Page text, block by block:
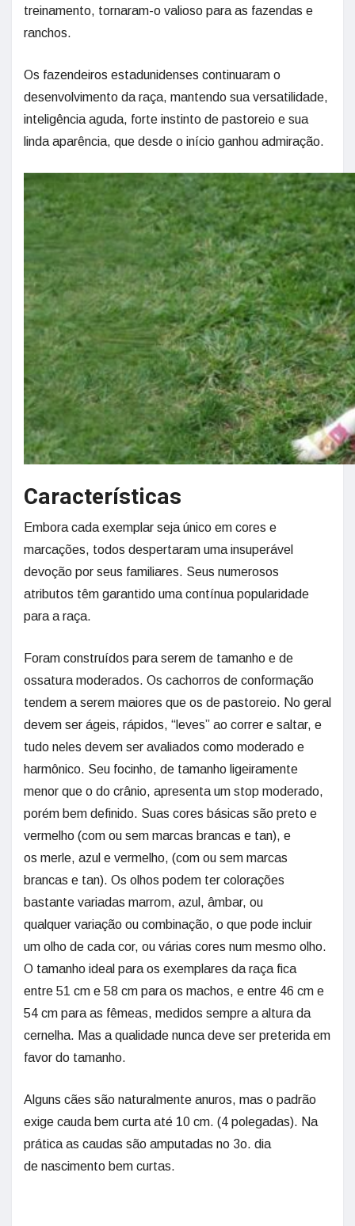
treinamento, tornaram-o valioso para as fazendas e
ranchos.
Os fazendeiros estadunidenses continuaram o
desenvolvimento da raça, mantendo sua versatilidade,
inteligência aguda, forte instinto de pastoreio e sua
linda aparência, que desde o início ganhou admiração.
Características
Embora cada exemplar seja único em cores e
marcações, todos despertaram uma insuperável
devoção por seus familiares. Seus numerosos
atributos têm garantido uma contínua popularidade
para a raça.
Foram construídos para serem de tamanho e de
ossatura moderados. Os cachorros de conformação
tendem a serem maiores que os de pastoreio. No geral
devem ser ágeis, rápidos, “leves” ao correr e saltar, e
tudo neles devem ser avaliados como moderado e
harmônico. Seu focinho, de tamanho ligeiramente
menor que o do crânio, apresenta um stop moderado,
porém bem definido. Suas cores básicas são preto e
vermelho (com ou sem marcas brancas e tan), e
os merle, azul e vermelho, (com ou sem marcas
brancas e tan). Os olhos podem ter colorações
bastante variadas marrom, azul, âmbar, ou
qualquer variação ou combinação, o que pode incluir
um olho de cada cor, ou várias cores num mesmo olho.
O tamanho ideal para os exemplares da raça fica
entre 51 cm e 58 cm para os machos, e entre 46 cm e
54 cm para as fêmeas, medidos sempre a altura da
cernelha. Mas a qualidade nunca deve ser preterida em
favor do tamanho.
Alguns cães são naturalmente anuros, mas o padrão
exige cauda bem curta até 10 cm. (4 polegadas). Na
prática as caudas são amputadas no 3o. dia
de nascimento bem curtas.